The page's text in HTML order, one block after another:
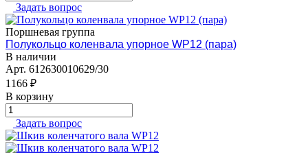
Задать вопрос
Поршневая группа
Полукольцо коленвала упорное WP12 (пара)
В наличии
Арт. 612630010629/30
1166 ₽
В корзину
Задать вопрос